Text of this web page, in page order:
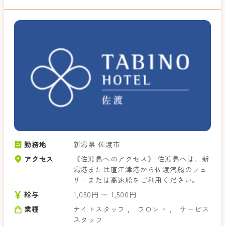
勤務地
新潟県 佐渡市
アクセス
《佐渡島へのアクセス》 佐渡島へは、新
潟港または直江津港から佐渡汽船のフェ
リーまたは高速船をご利用ください。
給与
1,050円 〜 1,500円
業種
ナイトスタッフ ， フロント ，
サービス
スタッフ